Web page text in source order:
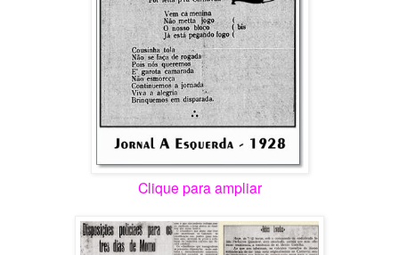
Clique para ampliar